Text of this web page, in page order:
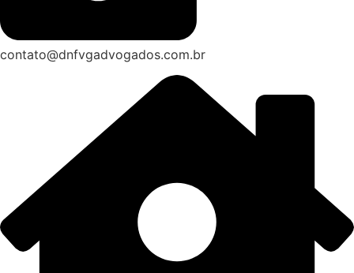
contato@dnfvgadvogados.com.br